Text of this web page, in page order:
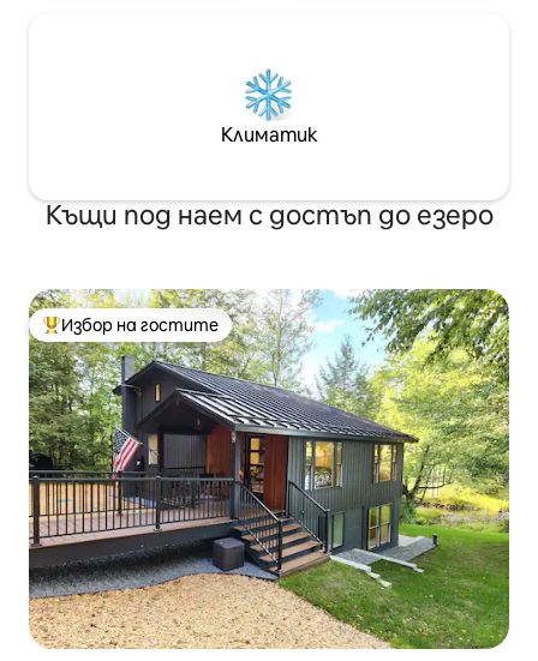
Климатик
Къщи под наем с достъп до езеро
Най-популярен избор на гостите
Избор на гостите